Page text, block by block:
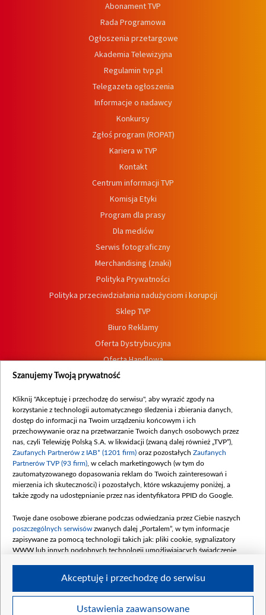
Abonament TVP
Rada Programowa
Ogłoszenia przetargowe
Akademia Telewizyjna
Regulamin tvp.pl
Telegazeta ogłoszenia
Informacje o nadawcy
Konkursy
Zgłoś program (ROPAT)
Kariera w TVP
Kontakt
Centrum informacji TVP
Komisja Etyki
Program dla prasy
Dla mediów
Serwis fotograficzny
Merchandising (znaki)
Polityka Prywatności
Polityka przeciwdziałania nadużyciom i korupcji
Sklep TVP
Biuro Reklamy
Oferta Dystrybucyjna
Oferta Handlowa
Dostępność
Procedura zgłoszeń wewnętrznych
Szanujemy Twoją prywatność
Kliknij "Akceptuję i przechodzę do serwisu", aby wyrazić zgody na
korzystanie z technologii automatycznego śledzenia i zbierania danych,
dostęp do informacji na Twoim urządzeniu końcowym i ich
przechowywanie oraz na przetwarzanie Twoich danych osobowych przez
nas, czyli Telewizję Polską S.A. w likwidacji (zwaną dalej również „TVP”),
Zaufanych Partnerów z IAB* (1201 firm) oraz pozostałych Zaufanych
Partnerów TVP (93 firm) , w celach marketingowych (w tym do
zautomatyzowanego dopasowania reklam do Twoich zainteresowań i
mierzenia ich skuteczności) i pozostałych, które wskazujemy poniżej, a
także zgody na udostępnianie przez nas identyfikatora PPID do Google.
Twoje dane osobowe zbierane podczas odwiedzania przez Ciebie naszych
poszczególnych serwisów zwanych dalej „Portalem”, w tym informacje
zapisywane za pomocą technologii takich jak: pliki cookie, sygnalizatory
WWW lub innych podobnych technologii umożliwiających świadczenie
Twoje dane osobowe zbierane podczas odwiedzania przez Ciebie
Ustawienia zaawansowane
Akceptuję i przechodzę do serwisu